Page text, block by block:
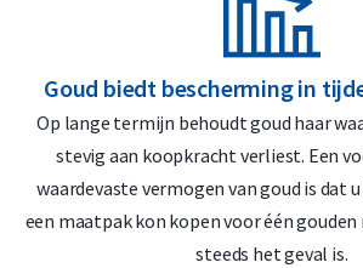
Iconisch ontwerp met het Canadese
Levering en Verpakking
Verzekerde verzending of afhalen op
Rotterdam of Breda
Geleverd in een
Goud biedt bescherming in
Op lange termijn behoudt goud haar
stevig aan koopkracht verliest. Een
waardevaste vermogen van goud is dat
een maatpak kon kopen voor één
steeds het geval is.